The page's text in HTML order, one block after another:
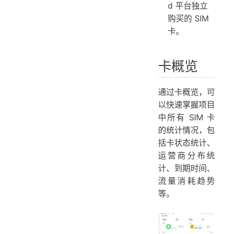
d 平台独立
购买的 SIM
卡。
卡概览
通过卡概览，可
以快速掌握项目
中所有 SIM 卡
的统计情况，包
括卡状态统计、
运营商分布统
计、到期时间、
流量消耗趋势
等。